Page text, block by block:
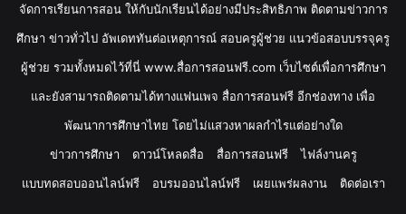
จัดการเรียนการสอน ให้กับนักเรียนได้อย่างมีประสิทธิภาพ ติดตามข่าวการ
ศึกษา ข่าวทั่วไป อัพเดททันต่อเหตุการณ์ สอบครูผู้ช่วย แนวข้อสอบบรรจุครู
ผู้ช่วย รวมทั้งหมดไว้ที่นี่ www.สื่อการสอนฟรี.com เว็บไซต์เพื่อการศึกษา
และยังสามารถติดตามได้ทางแฟนเพจ สื่อการสอนฟรี อีกช่องทาง เพื่อ
พัฒนาการศึกษาไทย โดยไม่แสวงหาผลกำไรแต่อย่างใด
ข่าวการศึกษา
ดาวน์โหลดสื่อ สื่อการสอนฟรี
ไฟล์งานครู
แบบทดสอบออนไลน์ฟรี
อบรมออนไลน์ฟรี เผยแพร่ผลงาน ติดต่อเรา